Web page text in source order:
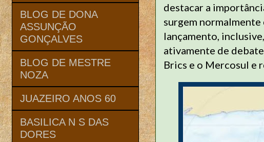
destacar a
surgem
lançamento,
ativamente de
Brics e o Mercosul e
BLOG DE DONA
ASSUNÇÃO
GONÇALVES
BLOG DE MESTRE
NOZA
JUAZEIRO ANOS 60
BASILICA N S DAS
DORES